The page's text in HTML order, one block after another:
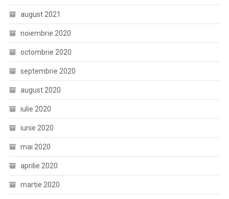
august 2021
noiembrie 2020
octombrie 2020
septembrie 2020
august 2020
iulie 2020
iunie 2020
mai 2020
aprilie 2020
martie 2020